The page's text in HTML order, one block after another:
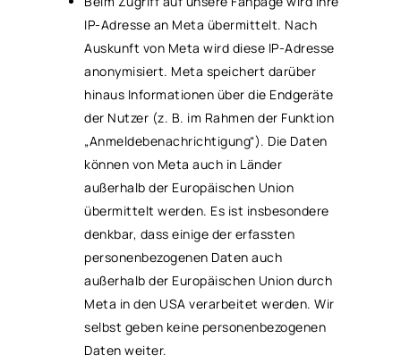
IP-Adresse an Meta übermittelt. Nach
Auskunft von Meta wird diese IP-Adresse
anonymisiert. Meta speichert darüber
hinaus Informationen über die Endgeräte
der Nutzer (z. B. im Rahmen der Funktion
„Anmeldebenachrichtigung“). Die Daten
können von Meta auch in Länder
außerhalb der Europäischen Union
übermittelt werden. Es ist insbesondere
denkbar, dass einige der erfassten
personenbezogenen Daten auch
außerhalb der Europäischen Union durch
Meta in den USA verarbeitet werden. Wir
selbst geben keine personenbezogenen
Daten weiter.